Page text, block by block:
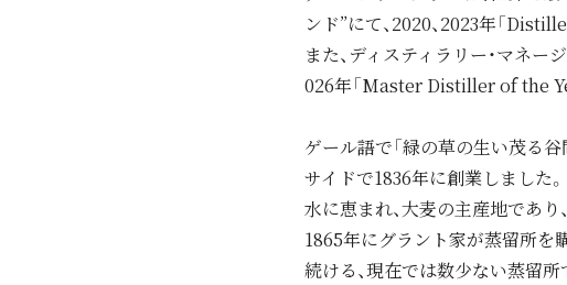
ンド”にて、2020、2023年「
また、ディスティラリー・マネ
026年「Master Distiller of the
ゲール語で「緑の草の⽣い茂る
サイドで1836年に創業しました
⽔に恵まれ、⼤⻨の主産地であ
1865年にグラント家が蒸留所を
続ける、現在では数少ない蒸留